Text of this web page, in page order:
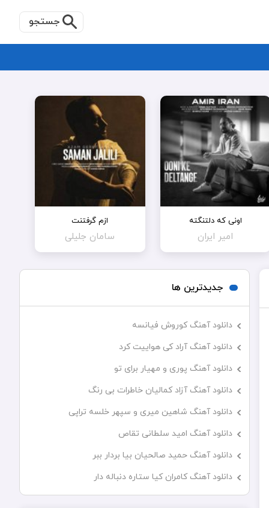
جستجو
اونی که دلتنگته
امیر ایران
ازم گرفتنت
سامان جلیلی
جدیدترین ها
دانلود آهنگ کوروش فیانسه
دانلود آهنگ آراد کی هواییت کرد
دانلود آهنگ پوری و مهیار برای تو
دانلود آهنگ آزاد کمالیان خاطرات بی رنگ
دانلود آهنگ شاهین میری و سپهر خلسه تراپی
دانلود آهنگ امید سلطانی تقاص
دانلود آهنگ حمید صالحیان بیا بردار ببر
دانلود آهنگ کامران کیا ستاره دنباله دار